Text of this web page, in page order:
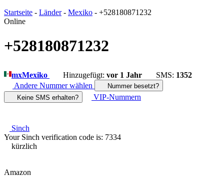
Startseite - Länder- Mexiko - +528180871232
Online
+528180871232
mxMexiko Hinzugefügt: vor 1 Jahr SMS: 1352
Andere Nummer wählen
Nummer besetzt?
Keine SMS erhalten?
VIP-Nummern
Sinch
Your Sinch verification code is: 7334
kürzlich
Amazon